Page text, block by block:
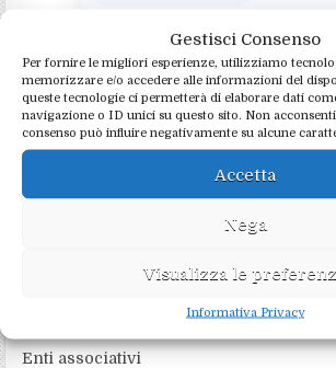
Gestisci Consenso
Per fornire le migliori esperienze, utilizziamo
memorizzare e/o accedere alle informazioni del
queste tecnologie ci permetterà di elaborare dati
navigazione o ID unici su questo sito. Non
consenso può influire negativamente su alcune
Accetta
Nega
Visualizza le
Informativa Privacy
RICERCA NEL SITO
for:
CATEGORIE
Enti associativi